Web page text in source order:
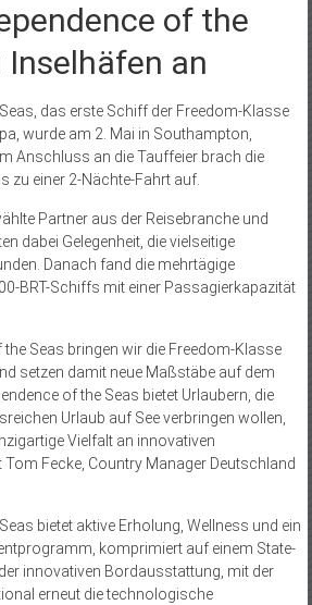
of the
Inselhäfen an
das erste Schiff der Freedom-Klasse
wurde am 2. Mai in Southampton,
Anschluss an die Tauffeier brach die
zu einer 2-Nächte-Fahrt auf.
Partner aus der Reisebranche und
dabei Gelegenheit, die vielseitige
Danach fand die mehrtägige
BRT-Schiffs mit einer Passagierkapazität
the Seas bringen wir die Freedom-Klasse
setzen damit neue Maßstäbe auf dem
of the Seas bietet Urlaubern, die
Urlaub auf See verbringen wollen,
Vielfalt an innovativen
Tom Fecke, Country Manager Deutschland
bietet aktive Erholung, Wellness und ein
komprimiert auf einem State-
innovativen Bordausstattung, mit der
erneut die technologische